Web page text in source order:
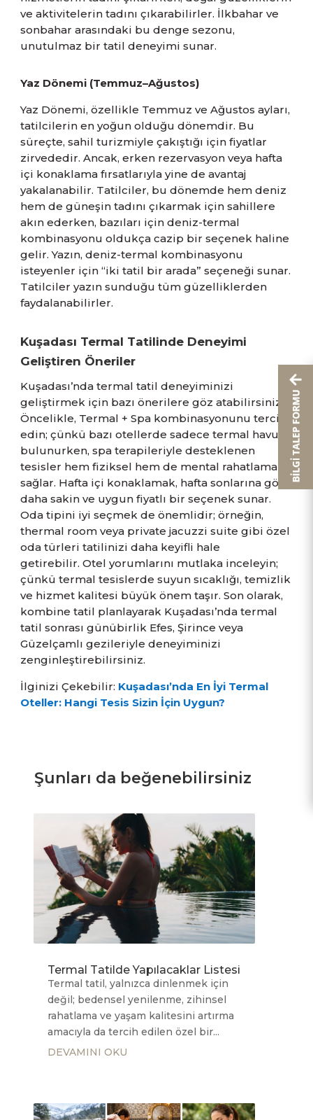
ve aktivitelerin tadını çıkarabilirler. İlkbahar ve
sonbahar arasındaki bu denge sezonu,
unutulmaz bir tatil deneyimi sunar.
Yaz Dönemi (Temmuz–Ağustos)
Yaz Dönemi, özellikle Temmuz ve Ağustos ayları,
tatilcilerin en yoğun olduğu dönemdir. Bu
süreçte, sahil turizmiyle çakıştığı için fiyatlar
zirvededir. Ancak, erken rezervasyon veya hafta
içi konaklama fırsatlarıyla yine de avantaj
yakalanabilir. Tatilciler, bu dönemde hem deniz
hem de güneşin tadını çıkarmak için sahillere
akın ederken, bazıları için deniz-termal
kombinasyonu oldukça cazip bir seçenek haline
gelir. Yazın, deniz-termal kombinasyonu
isteyenler için “iki tatil bir arada” seçeneği sunar.
Tatilciler yazın sunduğu tüm güzelliklerden
faydalanabilirler.
Kuşadası Termal Tatilinde Deneyimi
Geliştiren Öneriler
Kuşadası’nda termal tatil deneyiminizi
geliştirmek için bazı önerilere göz atabilirsiniz.
Öncelikle, Termal + Spa kombinasyonunu tercih
edin; çünkü bazı otellerde sadece termal havuz
bulunurken, spa terapileriyle desteklenen
tesisler hem fiziksel hem de mental rahatlama
sağlar. Hafta içi konaklamak, hafta sonlarına göre
daha sakin ve uygun fiyatlı bir seçenek sunar.
Oda tipini iyi seçmek de önemlidir; örneğin,
thermal room veya private jacuzzi suite gibi özel
oda türleri tatilinizi daha keyifli hale
getirebilir. Otel yorumlarını mutlaka inceleyin;
çünkü termal tesislerde suyun sıcaklığı, temizlik
ve hizmet kalitesi büyük önem taşır. Son olarak,
kombine tatil planlayarak Kuşadası’nda termal
tatil sonrası günübirlik Efes, Şirince veya
Güzelçamlı gezileriyle deneyiminizi
zenginleştirebilirsiniz.
İlginizi Çekebilir: Kuşadası’nda En İyi Termal
Oteller: Hangi Tesis Sizin İçin Uygun?
Şunları da beğenebilirsiniz
Termal Tatilde Yapılacaklar Listesi
Termal tatil, yalnızca dinlenmek için
değil; bedensel yenilenme, zihinsel
rahatlama ve yaşam kalitesini artırma
amacıyla da tercih edilen özel bir...
DEVAMINI OKU